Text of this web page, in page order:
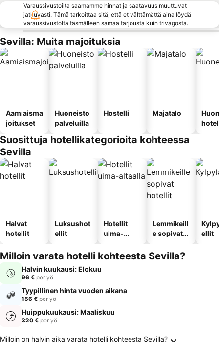
Varaussivustoilta saamamme hinnat ja saatavuus muuttuvat
jatkuvasti. Tämä tarkoittaa sitä, että et välttämättä aina löydä
varaussivustolta täsmälleen samaa tarjousta kuin trivagosta.
Sevilla: Muita majoituksia
Aamiaisma
joitukset
Huoneisto
palveluilla
Hostelli Majatalo
Suosittuja hotellikategorioita kohteessa
Sevilla
Halvat
hotellit
Luksushot
ellit
Hotellit
uima-
Lemmikeill
e sopivat
ellit
Milloin varata hotelli kohteesta Sevilla?
Halvin kuukausi: Elokuu
96 € per yö
Tyypillinen hinta vuoden aikana
156 € per yö
Huippukuukausi: Maaliskuu
320 € per yö
Milloin on halvin aika varata hotelli kohteesta Sevilla?